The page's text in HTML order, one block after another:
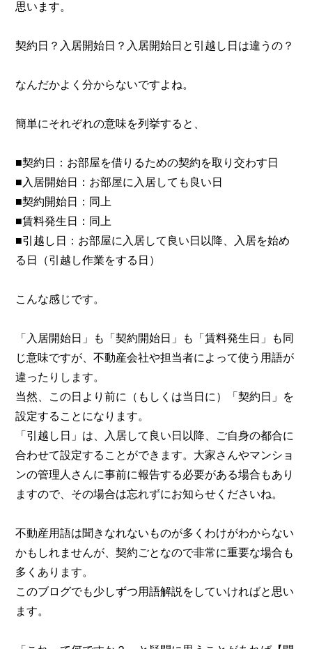
思います。
契約日？入居開始日？入居開始日と引越し日は違うの？
なんだかよく分からないですよね。
簡単にそれぞれの意味を列挙すると、
■契約日：お部屋を借りるための契約を取り交わす日
■入居開始日：お部屋に入居しても良い日
■契約開始日：同上
■賃料発生日：同上
■引越し日：お部屋に入居して良い日以降、入居を始め
る日（引越し作業をする日）
こんな感じです。
「入居開始日」も「契約開始日」も「賃料発生日」も同
じ意味ですが、不動産会社や担当者によって使う用語が
違ったりします。
当然、この日より前に（もしくは当日に）「契約日」を
設定することになります。
「引越し日」は、入居して良い日以降、ご自身の都合に
合わせて設定することができます。大家さんやマンショ
ンの管理人さんに事前に報告する必要がある場合もあり
ますので、その場合は忘れずにお知らせくださいね。
不動産用語は聞きなれないものが多くわけがわからない
かもしれませんが、契約ごとなので非常に重要な場合も
多くあります。
このブログでも少しずつ用語解説をしていければと思い
ます。